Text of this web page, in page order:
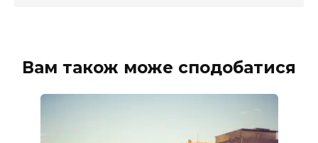
Вам також може сподобатися